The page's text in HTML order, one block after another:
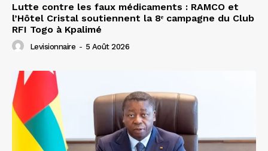
Lutte contre les faux médicaments : RAMCO et
l’Hôtel Cristal soutiennent la 8ᵉ campagne du Club
RFI Togo à Kpalimé
Levisionnaire - 5 Août 2026